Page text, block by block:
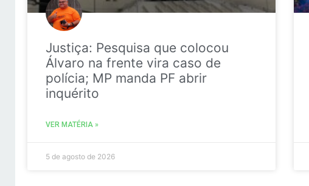
Justiça: Pesquisa que colocou
Álvaro na frente vira caso de
polícia; MP manda PF abrir
inquérito
VER MATÉRIA »
5 de agosto de 2026